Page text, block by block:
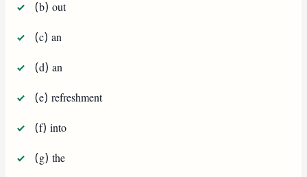
(b) out
(c) an
(d) an
(e) refreshment
(f) into
(g) the